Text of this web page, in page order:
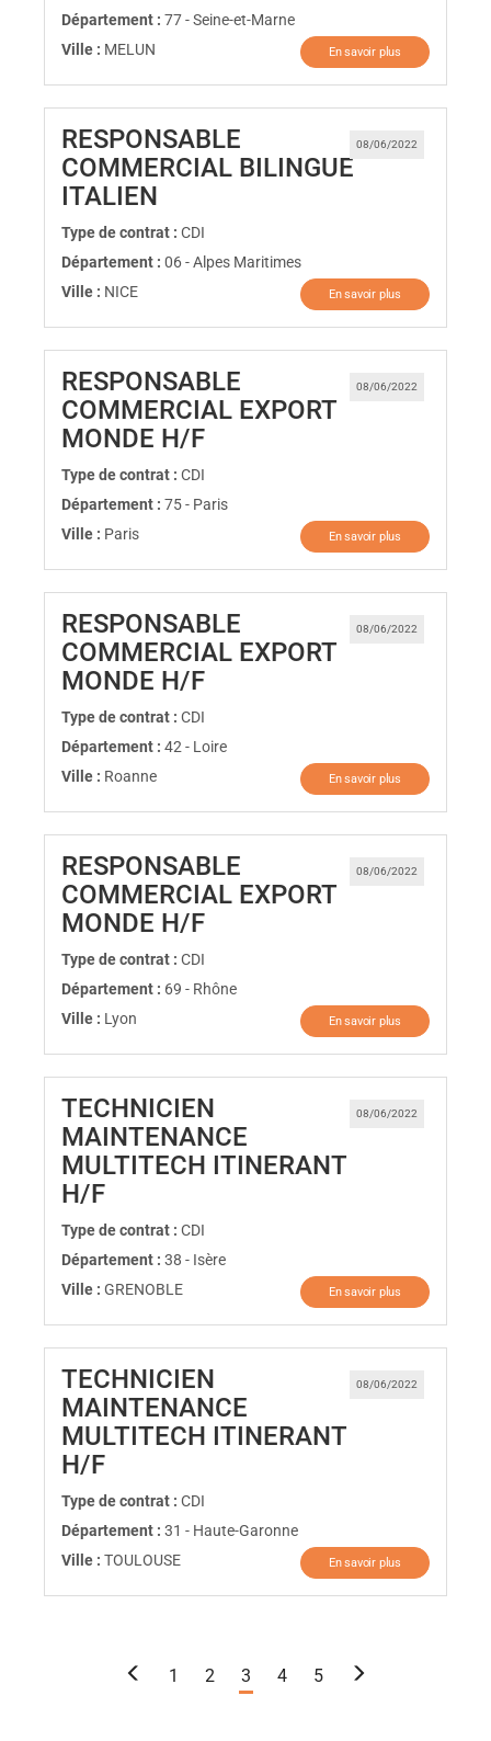
Département : 77 - Seine-et-Marne
Ville : MELUN En savoir plus
08/06/2022
RESPONSABLE
COMMERCIAL BILINGUE
ITALIEN
Type de contrat : CDI
Département : 06 - Alpes Maritimes
Ville : NICE En savoir plus
08/06/2022
RESPONSABLE
COMMERCIAL EXPORT
MONDE H/F(Nouvelle fenêtre)
Type de contrat : CDI
Département : 75 - Paris
Ville : Paris En savoir plus
08/06/2022
RESPONSABLE
COMMERCIAL EXPORT
MONDE H/F(Nouvelle fenêtre)
Type de contrat : CDI
Département : 42 - Loire
Ville : Roanne En savoir plus
08/06/2022
RESPONSABLE
COMMERCIAL EXPORT
MONDE H/F(Nouvelle fenêtre)
Type de contrat : CDI
Département : 69 - Rhône
Ville : Lyon En savoir plus
08/06/2022
TECHNICIEN
MAINTENANCE
MULTITECH ITINERANT
H/F(Nouvelle fenêtre)
Type de contrat : CDI
Département : 38 - Isère
Ville : GRENOBLE En savoir plus
08/06/2022
TECHNICIEN
MAINTENANCE
MULTITECH ITINERANT
H/F(Nouvelle fenêtre)
Type de contrat : CDI
Département : 31 - Haute-Garonne
Ville : TOULOUSE En savoir plus
1 2 3 4 5